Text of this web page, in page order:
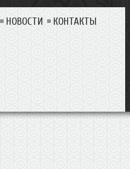
НОВОСТИ КОНТАКТЫ